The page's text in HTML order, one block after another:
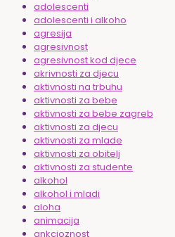
adolescenti
adolescenti i alkoho
agresija
agresivnost
agresivnost kod djece
akrivnosti za djecu
aktivnosti na trbuhu
aktivnosti za bebe
aktivnosti za bebe zagreb
aktivnosti za djecu
aktivnosti za mlade
aktivnosti za obitelj
aktivnosti za studente
alkohol
alkohol i mladi
aloha
animacija
ankcioznost